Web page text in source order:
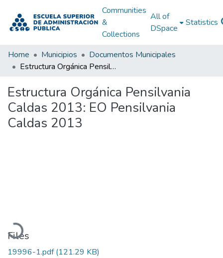
Communities
&
Collections
All of
DSpace
Statistics
Home Municipios
Documentos Municipales
Estructura Orgánica Pensilvania Caldas 2013: EO Pensilvania Caldas 2013
Estructura Orgánica Pensilvania
Caldas 2013: EO Pensilvania
Caldas 2013
Loading...
Files
19996-1.pdf(121.29 KB)